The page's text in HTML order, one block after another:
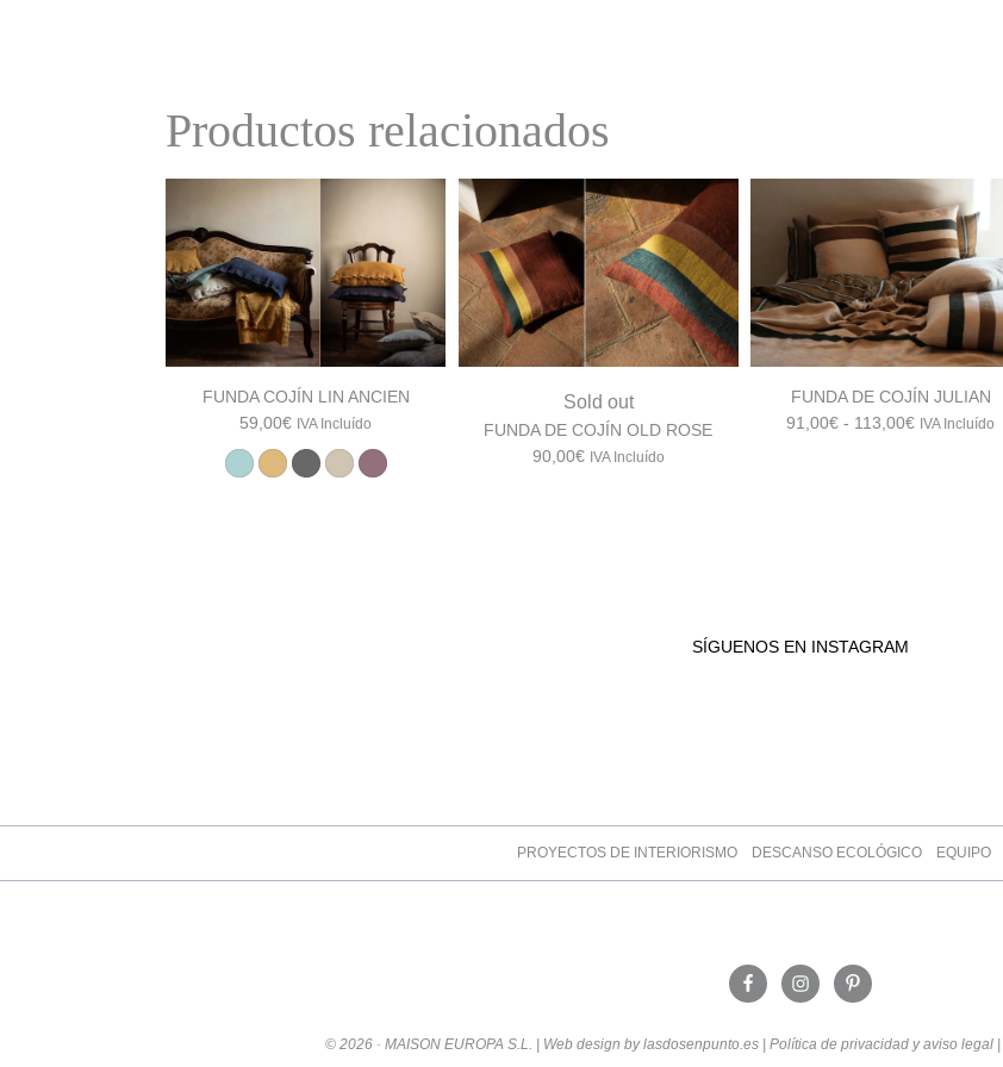
Productos relacionados
FUNDA COJÍN LIN ANCIEN
59,00€ IVA Incluído
Sold out
FUNDA DE COJÍN OLD ROSE
90,00€ IVA Incluído
FUNDA DE COJÍN JULIAN
91,00€ - 113,00€Rango
IVA Incluído
SÍGUENOS EN INSTAGRAM
PROYECTOS DE INTERIORISMO DESCANSO ECOLÓGICO EQUIPO
© 2026 · MAISON EUROPA S.L. | Web design by lasdosenpunto.es | Política de privacidad y aviso legal|